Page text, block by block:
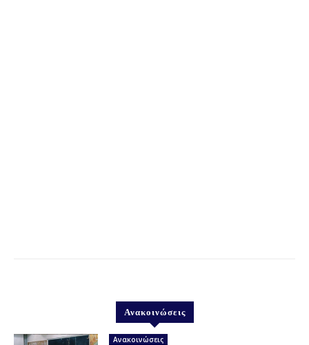
Ανακοινώσεις
Ανακοινώσεις